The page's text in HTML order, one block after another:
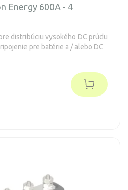
Energy 600A - 4
distribúciu vysokého DC prúdu
pre batérie a / alebo DC